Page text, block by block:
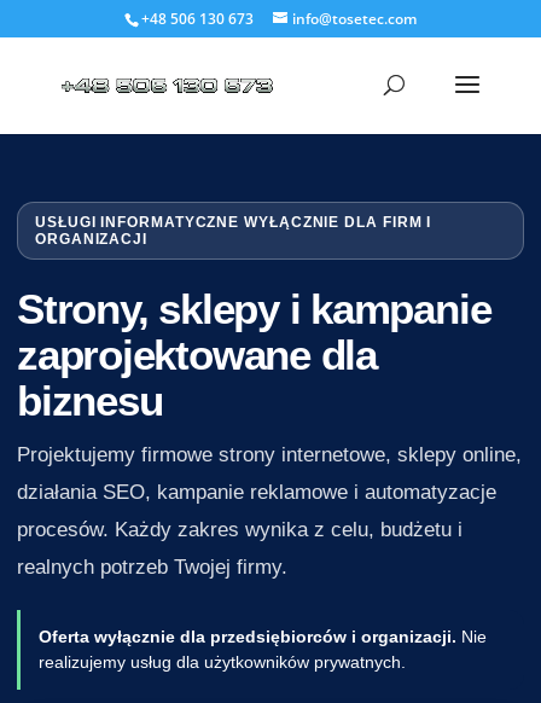
+48 506 130 673 info@tosetec.com
USŁUGI INFORMATYCZNE WYŁĄCZNIE DLA FIRM I
ORGANIZACJI
Strony, sklepy i kampanie
zaprojektowane dla
biznesu
Projektujemy firmowe strony internetowe, sklepy online,
działania SEO, kampanie reklamowe i automatyzacje
procesów. Każdy zakres wynika z celu, budżetu i
realnych potrzeb Twojej firmy.
Oferta wyłącznie dla przedsiębiorców i organizacji. Nie
realizujemy usług dla użytkowników prywatnych.